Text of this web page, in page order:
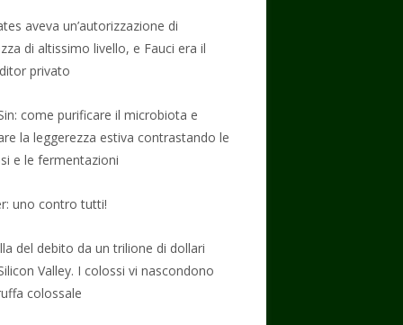
aveva un’autorizzazione di
di altissimo livello, e Fauci era il
privato
come purificare il microbiota e
la leggerezza estiva contrastando le
e le fermentazioni
uno contro tutti!
del debito da un trilione di dollari
Valley. I colossi vi nascondono
colossale